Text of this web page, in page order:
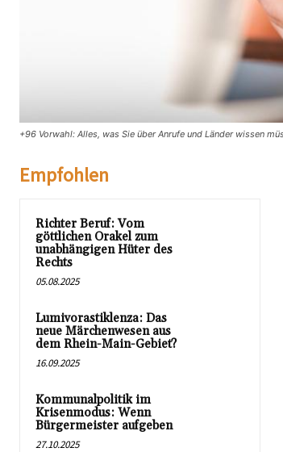
+96 Vorwahl: Alles, was Sie über Anrufe und Länder wissen
Empfohlen
Richter Beruf: Vom
göttlichen Orakel zum
unabhängigen Hüter des
Rechts
05.08.2025
Lumivorastiklenza: Das
neue Märchenwesen aus
dem Rhein-Main-Gebiet?
16.09.2025
Kommunalpolitik im
Krisenmodus: Wenn
Bürgermeister aufgeben
27.10.2025